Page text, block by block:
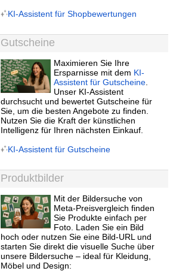
KI-Assistent für Shopbewertungen
Gutscheine
Maximieren Sie Ihre
Ersparnisse mit dem KI-
Assistent für Gutscheine
Unser KI-Assistent
durchsucht und bewertet Gutscheine für
Sie, um die besten Angebote zu finden.
Nutzen Sie die Kraft der künstlichen
Intelligenz für Ihren nächsten Einkauf.
KI-Assistent für Gutscheine
Produktbilder
Mit der Bildersuche von
Meta-Preisvergleich finden
Sie Produkte einfach per
Foto. Laden Sie ein Bild
hoch oder nutzen Sie eine Bild-URL und
starten Sie direkt die visuelle Suche über
unsere Bildersuche – ideal für Kleidung,
Möbel und Design: